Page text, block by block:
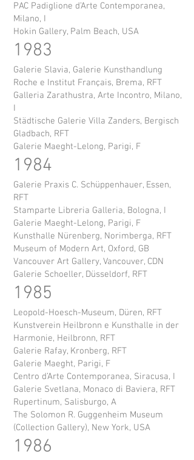
PAC Padiglione d’Arte Contemporanea,
Milano, I
Hokin Gallery, Palm Beach, USA
1983
Galerie Slavia, Galerie Kunsthandlung
Roche e Institut Français, Brema, RFT
Galleria Zarathustra, Arte Incontro, Milano,
I
Städtische Galerie Villa Zanders, Bergisch
Gladbach, RFT
Galerie Maeght-Lelong, Parigi, F
1984
Galerie Praxis C. Schüppenhauer, Essen,
RFT
Stamparte Libreria Galleria, Bologna, I
Galerie Maeght-Lelong, Parigi, F
Kunsthalle Nürenberg, Norimberga, RFT
Museum of Modern Art, Oxford, GB
Vancouver Art Gallery, Vancouver, CDN
Galerie Schoeller, Düsseldorf, RFT
1985
Leopold-Hoesch-Museum, Düren, RFT
Kunstverein Heilbronn e Kunsthalle in der
Harmonie, Heilbronn, RFT
Galerie Rafay, Kronberg, RFT
Galerie Maeght, Parigi, F
Centro d’Arte Contemporanea, Siracusa, I
Galerie Svetlana, Monaco di Baviera, RFT
Rupertinum, Salisburgo, A
The Solomon R. Guggenheim Museum
(Collection Gallery), New York, USA
1986